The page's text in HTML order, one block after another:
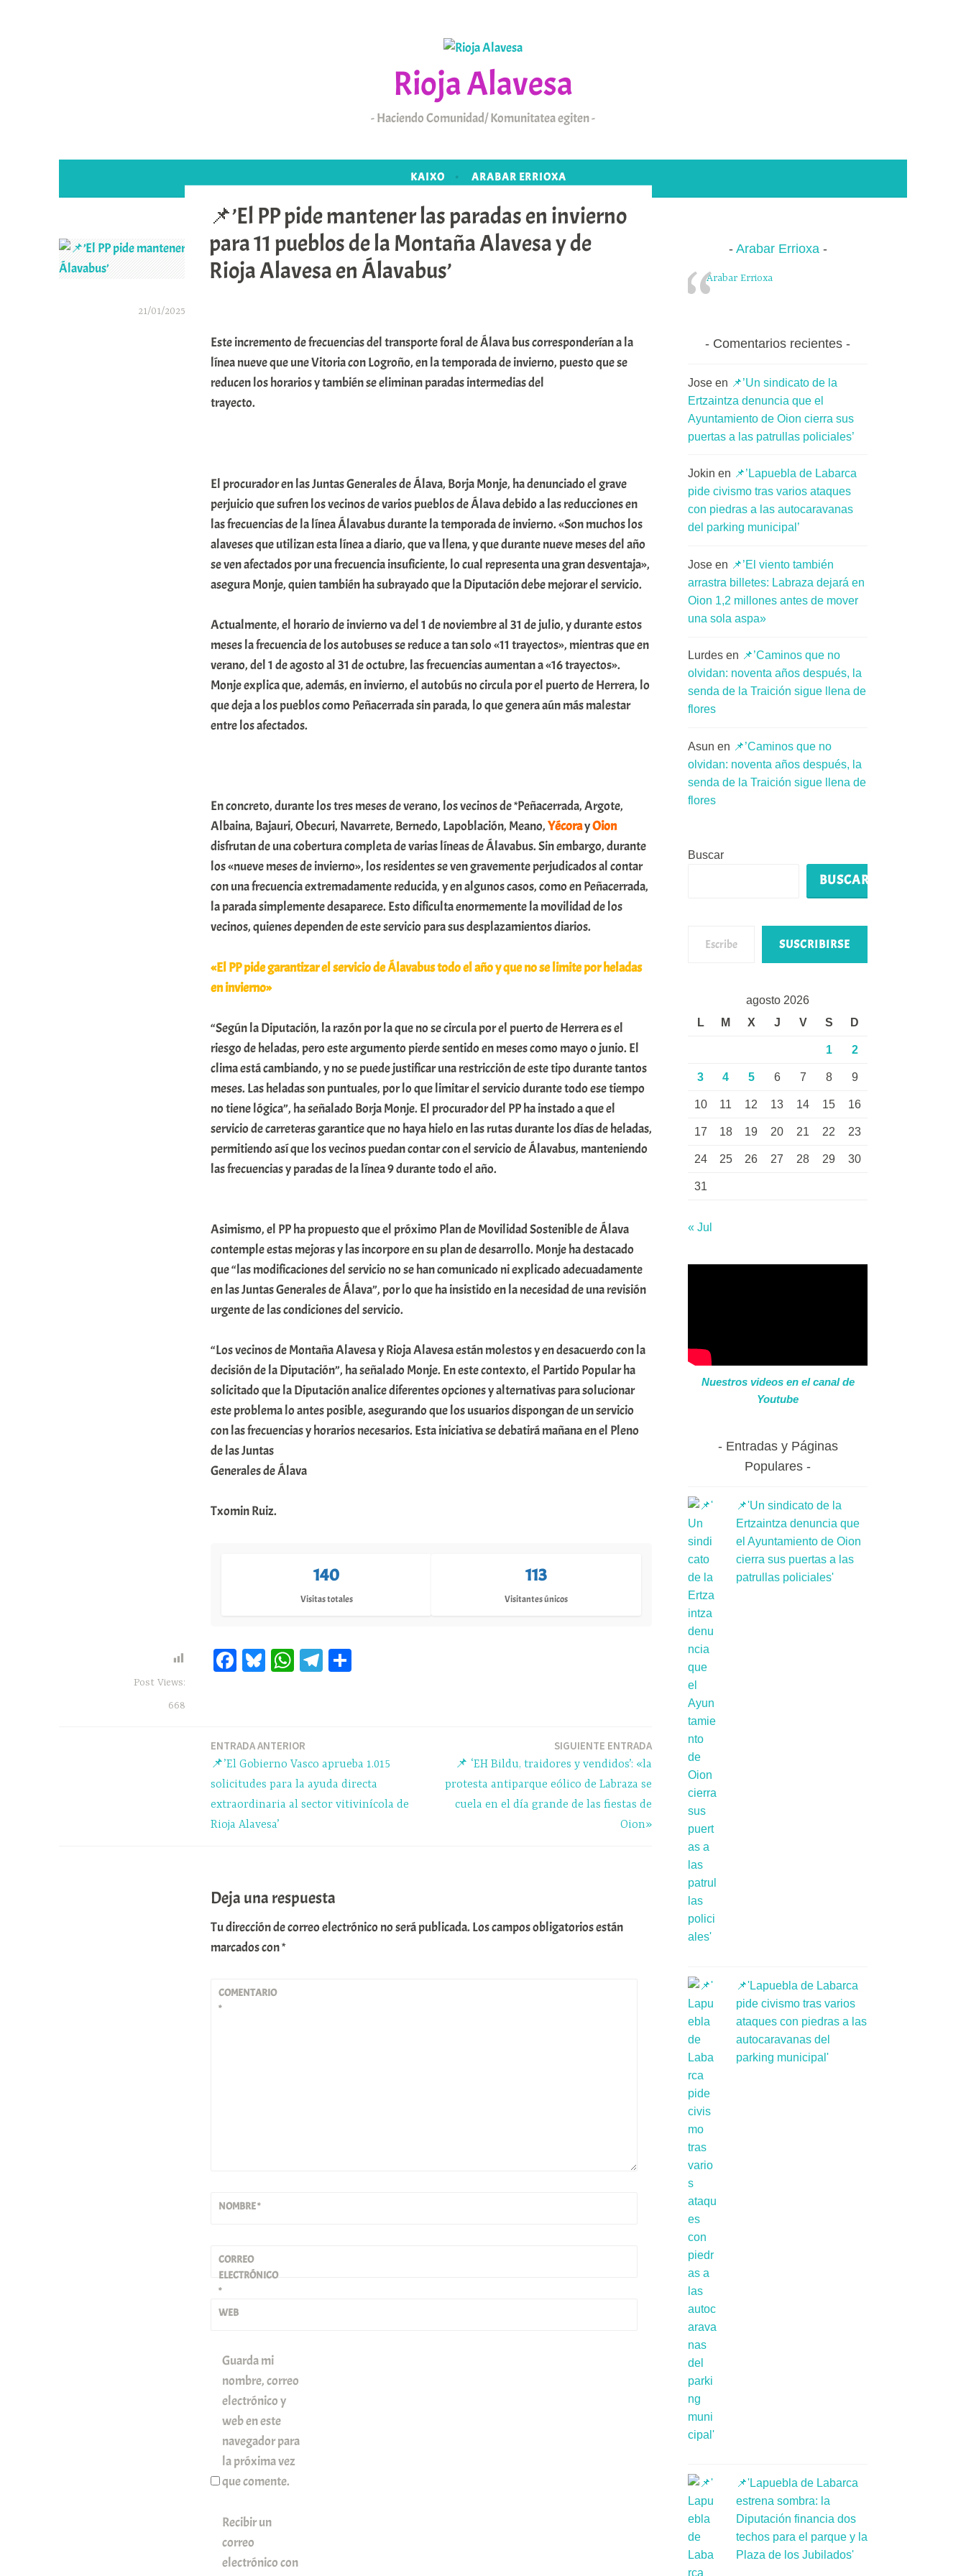
Rioja Alavesa
Haciendo Comunidad/ Komunitatea egiten
KAIXO ARABAR ERRIOXA
📌’El PP pide mantener las paradas en invierno
para 11 pueblos de la Montaña Alavesa y de
Rioja Alavesa en Álavabus’
21/01/2025
Este incremento de frecuencias del transporte foral de Álava bus corresponderían a la
línea nueve que une Vitoria con Logroño, en la temporada de invierno, puesto que se
reducen los horarios y también se eliminan paradas intermedias del
trayecto.
El procurador en las Juntas Generales de Álava, Borja Monje, ha denunciado el grave
perjuicio que sufren los vecinos de varios pueblos de Álava debido a las reducciones en
las frecuencias de la línea Álavabus durante la temporada de invierno. «Son muchos los
alaveses que utilizan esta línea a diario, que va llena, y que durante nueve meses del año
se ven afectados por una frecuencia insuficiente, lo cual representa una gran desventaja»,
asegura Monje, quien también ha subrayado que la Diputación debe mejorar el servicio.
Actualmente, el horario de invierno va del 1 de noviembre al 31 de julio, y durante estos
meses la frecuencia de los autobuses se reduce a tan solo «11 trayectos», mientras que en
verano, del 1 de agosto al 31 de octubre, las frecuencias aumentan a «16 trayectos».
Monje explica que, además, en invierno, el autobús no circula por el puerto de Herrera, lo
que deja a los pueblos como Peñacerrada sin parada, lo que genera aún más malestar
entre los afectados.
En concreto, durante los tres meses de verano, los vecinos de *Peñacerrada, Argote,
Albaina, Bajauri, Obecuri, Navarrete, Bernedo, Lapoblación, Meano,YécorayOion
disfrutan de una cobertura completa de varias líneas de Álavabus. Sin embargo, durante
los «nueve meses de invierno», los residentes se ven gravemente perjudicados al contar
con una frecuencia extremadamente reducida, y en algunos casos, como en Peñacerrada,
la parada simplemente desaparece. Esto dificulta enormemente la movilidad de los
vecinos, quienes dependen de este servicio para sus desplazamientos diarios.
«El PP pide garantizar el servicio de Álavabus todo el año y que no se limite por heladas
en invierno»
“Según la Diputación, la razón por la que no se circula por el puerto de Herrera es el
riesgo de heladas, pero este argumento pierde sentido en meses como mayo o junio. El
clima está cambiando, y no se puede justificar una restricción de este tipo durante tantos
meses. Las heladas son puntuales, por lo que limitar el servicio durante todo ese tiempo
no tiene lógica”, ha señalado Borja Monje. El procurador del PP ha instado a que el
servicio de carreteras garantice que no haya hielo en las rutas durante los días de heladas,
permitiendo así que los vecinos puedan contar con el servicio de Álavabus, manteniendo
las frecuencias y paradas de la línea 9 durante todo el año.
Asimismo, el PP ha propuesto que el próximo Plan de Movilidad Sostenible de Álava
contemple estas mejoras y las incorpore en su plan de desarrollo. Monje ha destacado
que “las modificaciones del servicio no se han comunicado ni explicado adecuadamente
en las Juntas Generales de Álava”, por lo que ha insistido en la necesidad de una revisión
urgente de las condiciones del servicio.
“Los vecinos de Montaña Alavesa y Rioja Alavesa están molestos y en desacuerdo con la
decisión de la Diputación”, ha señalado Monje. En este contexto, el Partido Popular ha
solicitado que la Diputación analice diferentes opciones y alternativas para solucionar
este problema lo antes posible, asegurando que los usuarios dispongan de un servicio
con las frecuencias y horarios necesarios. Esta iniciativa se debatirá mañana en el Pleno
de las Juntas
Generales de Álava
Txomin Ruiz.
140
Visitas totales
113
Visitantes únicos
Post Views:
668
Fa Bl W
pp
Te
rti
r
ENTRADA ANTERIOR
📌’El Gobierno Vasco aprueba 1.015
solicitudes para la ayuda directa
extraordinaria al sector vitivinícola de
Rioja Alavesa’
SIGUIENTE ENTRADA
📌 ‘EH Bildu, traidores y vendidos’: «la
protesta antiparque eólico de Labraza se
cuela en el día grande de las fiestas de
Oion»
Deja una respuesta
Tu dirección de correo electrónico no será publicada. Los campos obligatorios están
marcados con*
COMENTARIO
*
NOMBRE*
CORREO
ELECTRÓNICO
*
WEB
Guarda mi
nombre, correo
electrónico y
web en este
navegador para
la próxima vez
que comente.
Recibir un
correo
electrónico con
Arabar Errioxa
Arabar Errioxa
Comentarios recientes
Jose en 📌’Un sindicato de la
Ertzaintza denuncia que el
Ayuntamiento de Oion cierra sus
puertas a las patrullas policiales’
Jokin en 📌’Lapuebla de Labarca
pide civismo tras varios ataques
con piedras a las autocaravanas
del parking municipal’
Jose en 📌’El viento también
arrastra billetes: Labraza dejará en
Oion 1,2 millones antes de mover
una sola aspa»
Lurdes en 📌’Caminos que no
olvidan: noventa años después, la
senda de la Traición sigue llena de
flores
Asun en 📌’Caminos que no
olvidan: noventa años después, la
senda de la Traición sigue llena de
flores
Buscar
BUSCAR
SUSCRIBIRSE
agosto 2026
L
M X J V S D
1 2
3 4 5 6 7 8 9
10 11 12 13 14 15 16
17 18 19 20 21 22 23
24 25 26 27 28 29 30
31
« Jul
Nuestros videos en el canal de
Youtube
Entradas y Páginas
Populares
📌'Un sindicato de la
Ertzaintza denuncia que
el Ayuntamiento de Oion
cierra sus puertas a las
patrullas policiales'
📌'Lapuebla de Labarca
pide civismo tras varios
ataques con piedras a las
autocaravanas del
parking municipal'
📌'Lapuebla de Labarca
estrena sombra: la
Diputación financia dos
techos para el parque y la
Plaza de los Jubilados'